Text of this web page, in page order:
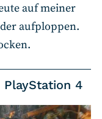
auf meiner
aufploppen.
PlayStation 4